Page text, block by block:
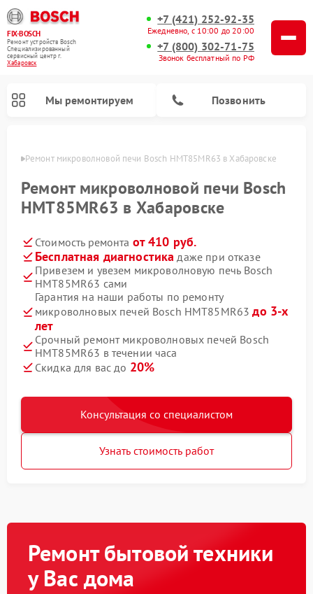
FIX-BOSCH
Ремонт устройств Bosch
Специализированный
cервисный центр г.
Хабаровск
+7 (421) 252-92-35
Ежедневно, с 10:00 до 20:00
+7 (800) 302-71-75
Звонок бесплатный по РФ
Мы ремонтируем Позвонить
Ремонт микроволновой печи Bosch HMT85MR63 в Хабаровске
Ремонт микроволновой печи Bosch
HMT85MR63 в Хабаровске
Стоимость ремонта от 410 руб.
Бесплатная диагностика даже при отказе
Привезем и увезем микроволновую печь Bosch
HMT85MR63 сами
Гарантия на наши работы по ремонту
микроволновых печей Bosch HMT85MR63до 3-х
лет
Срочный ремонт микроволновых печей Bosch
HMT85MR63 в течении часа
Скидка для вас до 20%
Консультация со специалистом
Узнать стоимость работ
Ремонт бытовой техники
у Вас дома